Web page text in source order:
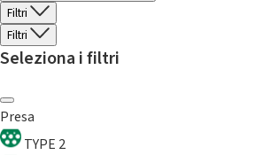
Filtri
Filtri
Seleziona i filtri
Presa
TYPE 2